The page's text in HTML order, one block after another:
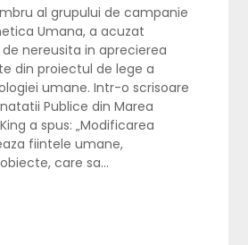
al grupului de campanie
Umana, a acuzat
nereusita in aprecierea
din proiectul de lege a
umane. Intr-o scrisoare
Publice din Marea
a spus: „Modificarea
fiintele umane,
care sa…